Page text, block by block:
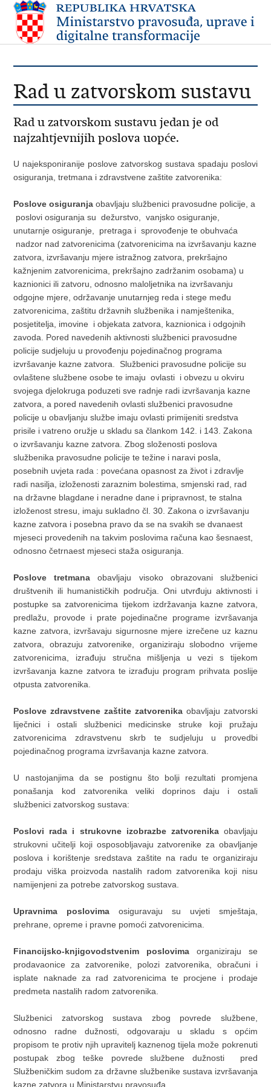
Rad u zatvorskom sustavu
Rad u zatvorskom sustavu jedan je od
najzahtjevnijih poslova uopće.
U najeksponiranije poslove zatvorskog sustava spadaju poslovi
osiguranja, tretmana i zdravstvene zaštite zatvorenika:
Poslove osiguranja obavljaju službenici pravosudne policije, a
poslovi osiguranja su dežurstvo, vanjsko osiguranje,
unutarnje osiguranje, pretraga i sprovođenje te obuhvaća
nadzor nad zatvorenicima (zatvorenicima na izvršavanju kazne
zatvora, izvršavanju mjere istražnog zatvora, prekršajno
kažnjenim zatvorenicima, prekršajno zadržanim osobama) u
kaznionici ili zatvoru, odnosno maloljetnika na izvršavanju
odgojne mjere, održavanje unutarnjeg reda i stege među
zatvorenicima, zaštitu državnih službenika i namještenika,
posjetitelja, imovine i objekata zatvora, kaznionica i odgojnih
zavoda. Pored navedenih aktivnosti službenici pravosudne
policije sudjeluju u provođenju pojedinačnog programa
izvršavanje kazne zatvora. Službenici pravosudne policije su
ovlaštene službene osobe te imaju ovlasti i obvezu u okviru
svojega djelokruga poduzeti sve radnje radi izvršavanja kazne
zatvora, a pored navedenih ovlasti službenici pravosudne
policije u obavljanju službe imaju ovlasti primijeniti sredstva
prisile i vatreno oružje u skladu sa člankom 142. i 143. Zakona
o izvršavanju kazne zatvora. Zbog složenosti poslova
službenika pravosudne policije te težine i naravi posla,
posebnih uvjeta rada : povećana opasnost za život i zdravlje
radi nasilja, izloženosti zaraznim bolestima, smjenski rad, rad
na državne blagdane i neradne dane i pripravnost, te stalna
izloženost stresu, imaju sukladno čl. 30. Zakona o izvršavanju
kazne zatvora i posebna pravo da se na svakih se dvanaest
mjeseci provedenih na takvim poslovima računa kao šesnaest,
odnosno četrnaest mjeseci staža osiguranja.
Poslove tretmana obavljaju visoko obrazovani službenici
društvenih ili humanističkih područja. Oni utvrđuju aktivnosti i
postupke sa zatvorenicima tijekom izdržavanja kazne zatvora,
predlažu, provode i prate pojedinačne programe izvršavanja
kazne zatvora, izvršavaju sigurnosne mjere izrečene uz kaznu
zatvora, obrazuju zatvorenike, organiziraju slobodno vrijeme
zatvorenicima, izrađuju stručna mišljenja u vezi s tijekom
izvršavanja kazne zatvora te izrađuju program prihvata poslije
otpusta zatvorenika.
Poslove zdravstvene zaštite zatvorenika obavljaju zatvorski
liječnici i ostali službenici medicinske struke koji pružaju
zatvorenicima zdravstvenu skrb te sudjeluju u provedbi
pojedinačnog programa izvršavanja kazne zatvora.
U nastojanjima da se postignu što bolji rezultati promjena
ponašanja kod zatvorenika veliki doprinos daju i ostali
službenici zatvorskog sustava:
Poslovi rada i strukovne izobrazbe zatvorenikaobavljaju
strukovni učitelji koji osposobljavaju zatvorenike za obavljanje
poslova i korištenje sredstava zaštite na radu te organiziraju
prodaju viška proizvoda nastalih radom zatvorenika koji nisu
namijenjeni za potrebe zatvorskog sustava.
Upravnima poslovima osiguravaju su uvjeti smještaja,
prehrane, opreme i pravne pomoći zatvorenicima.
Financijsko-knjigovodstvenim poslovima organiziraju se
prodavaonice za zatvorenike, polozi zatvorenika, obračuni i
isplate naknade za rad zatvorenicima te procjene i prodaje
predmeta nastalih radom zatvorenika.
Službenici zatvorskog sustava zbog povrede službene,
odnosno radne dužnosti, odgovaraju u skladu s općim
propisom te protiv njih upravitelj kaznenog tijela može pokrenuti
postupak zbog teške povrede službene dužnosti pred
Službeničkim sudom za državne službenike sustava izvršavanja
kazne zatvora u Ministarstvu pravosuđa.